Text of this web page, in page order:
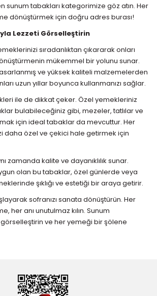
sunum tabakları kategorimize göz atın. Her
dönüştürmek için doğru adres burası!
Lezzeti Görselleştirin
sıradanlıktan çıkararak onları
mükemmel bir yolunu sunar.
ve yüksek kaliteli malzemelerden
uzun yıllar boyunca kullanmanızı sağlar.
ile de dikkat çeker. Özel yemekleriniz
bulabileceğiniz gibi, mezeler, tatlılar ve
için ideal tabaklar da mevcuttur. Her
daha özel ve çekici hale getirmek için
zamanda kalite ve dayanıklılık sunar.
olan bu tabaklar, özel günlerde veya
şıklığı ve estetiği bir araya getirir.
sofranızı sanata dönüştürün. Her
her anı unutulmaz kılın. Sunum
ve her yemeği bir şölene